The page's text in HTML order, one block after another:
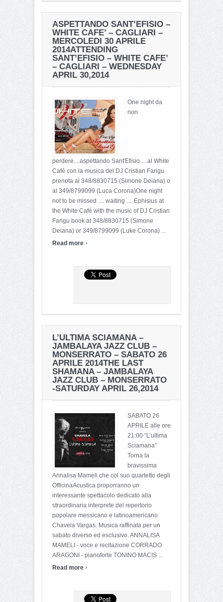
ASPETTANDO SANT’EFISIO –
WHITE CAFE’ – CAGLIARI –
MERCOLEDI 30 APRILE
2014ATTENDING
SANT’EFISIO – WHITE CAFE’
– CAGLIARI – WEDNESDAY
APRIL 30,2014
One night da
non
perdere....aspettando Sant'Efisio ....al White
Cafè con la musica del DJ Cristian Farigu
prenota al 348/8830715 (Simone Deiana) o
al 349/8799099 (Luca Corona)One night
not to be missed .... waiting .... Ephisius at
the White Café with the music of DJ Cristian
Farigu book at 348/8830715 (Simone
Deiana) or 349/8799099 (Luke Corona) ...
Read more ›
L’ULTIMA SCIAMANA –
JAMBALAYA JAZZ CLUB –
MONSERRATO – SABATO 26
APRILE 2014THE LAST
SHAMANA – JAMBALAYA
JAZZ CLUB – MONSERRATO
-SATURDAY APRIL 26,2014
SABATO 26
APRILE alle ore
21:00 “L’ultima
Sciamana”
Torna la
bravissima
Annalisa Mameli che col suo quartetto degli
OfficinaAcustica proporranno un
interessante spettacolo dedicato alla
straordinaria interprete del repertorio
popolare messicano e latinoamericano
Chavela Vargas. Musica raffinata per un
sabato diverso ed esclusivo. ANNALISA
MAMELI - voce e recitazione CORRADO
ARAGONI - pianoforte TONINO MACIS ...
Read more ›